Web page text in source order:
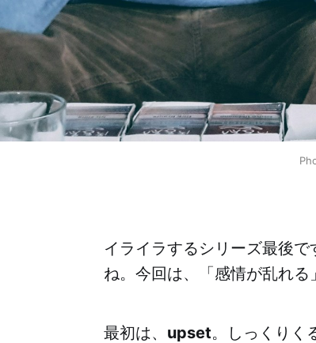
イライラするシリーズ最後
ね。今回は、「感情が乱れる
最初は、 upset。しっくりく